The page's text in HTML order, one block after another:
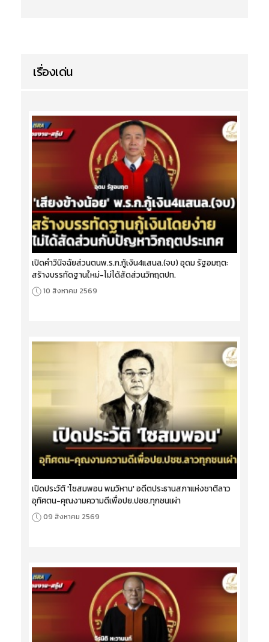
เรื่องเด่น
เปิดคำวินิจฉัยส่วนตนพ.ร.ก.กู้เงิน4แสนล.(จบ) อุดม รัฐอมฤต:
สร้างบรรทัดฐานใหม่-ไม่ได้สัดส่วนวิกฤตปท.
10 สิงหาคม 2569
เปิดประวัติ 'ไซสมพอน พมวิหาน' อดีตประธานสภาแห่งชาติลาว
อุทิศตน-คุณงามความดีเพื่อปย.ปชช.ทุกชนเผ่า
09 สิงหาคม 2569